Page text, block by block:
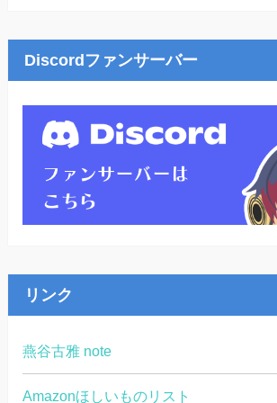
Discordファンサーバー
リンク
燕谷古雅 note
Amazonほしいものリスト